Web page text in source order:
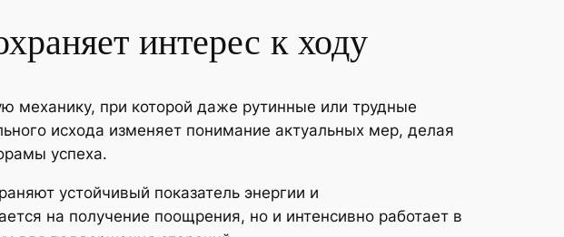
интерес к ходу
механику, при которой даже рутинные или трудные
исхода изменяет понимание актуальных мер, делая
успеха.
устойчивый показатель энергии и
на получение поощрения, но и интенсивно работает в